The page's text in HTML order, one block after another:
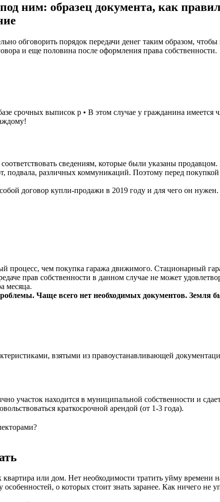
ним: образец документа, как
обговорить порядок передачи денег таким образом,
и еще половина после оформления права собственности.
срочных выписок р • В этом случае у гражданина имеется
сведениям, которые были указаны
подвала, различных коммуникаций. Поэтому перед
договор купли-продажи в 2019 году и для чего он нужен.
процесс, чем покупка гаража движимого. Стационарный
прав собственности в данном случае не может
месяца.
Чаще всего нет необходимых документов. Земля
взятыми из правоустанавливающей
участок находится в муниципальной собственности и
краткосрочной арендой (от 1-3 года).
или дом. Нет необходимости тратить уйму времени
о которых стоит знать заранее. Как ничего не